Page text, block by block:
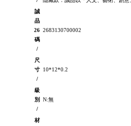
誠
品
26
碼
/
2683130700002
尺
寸
/
10*12*0.2
級
別
/
N:無
材